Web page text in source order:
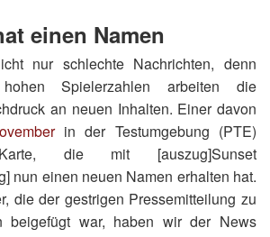
einen Namen
nur schlechte Nachrichten, denn
Spielerzahlen arbeiten die
an neuen Inhalten. Einer davon
in der Testumgebung (PTE)
die mit [auszug]Sunset
nun einen neuen Namen erhalten hat.
die der gestrigen Pressemitteilung zu
beigefügt war, haben wir der News